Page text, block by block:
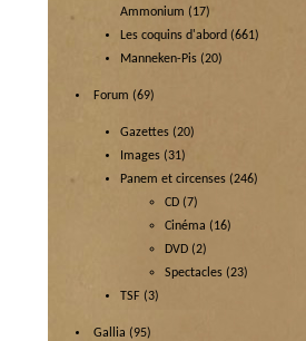
Ammonium (17)
Les coquins d'abord (661)
Manneken-Pis (20)
Forum (69)
Gazettes (20)
Images (31)
Panem et circenses (246)
CD (7)
Cinéma (16)
DVD (2)
Spectacles (23)
TSF (3)
Gallia (95)